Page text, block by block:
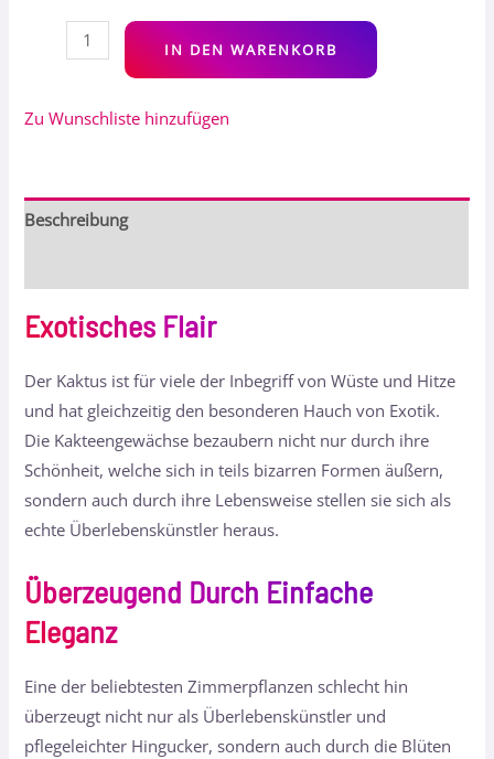
IN DEN WARENKORB
Zu Wunschliste hinzufügen
Beschreibung
Exotisches Flair
Der Kaktus ist für viele der Inbegriff von Wüste und Hitze
und hat gleichzeitig den besonderen Hauch von Exotik.
Die Kakteengewächse bezaubern nicht nur durch ihre
Schönheit, welche sich in teils bizarren Formen äußern,
sondern auch durch ihre Lebensweise stellen sie sich als
echte Überlebenskünstler heraus.
Überzeugend Durch Einfache
Eleganz
Eine der beliebtesten Zimmerpflanzen schlecht hin
überzeugt nicht nur als Überlebenskünstler und
pflegeleichter Hingucker, sondern auch durch die Blüten